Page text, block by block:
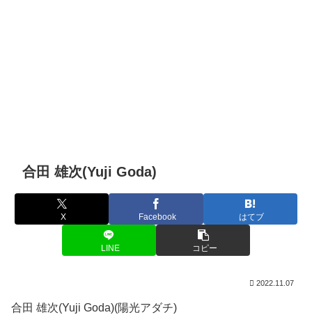
合田 雄次(Yuji Goda)
X Facebook はてブ
LINE コピー
2022.11.07
合田 雄次(Yuji Goda)(陽光アダチ)